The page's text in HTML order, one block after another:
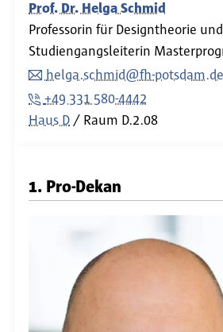
Prof. Dr. Helga Schmid
Professorin für Designtheorie
Studiengangsleiterin
helga.schmid@fh-potsdam.de
+49 331 580-4442
Haus D
Raum D.2.08
1. Pro-Dekan